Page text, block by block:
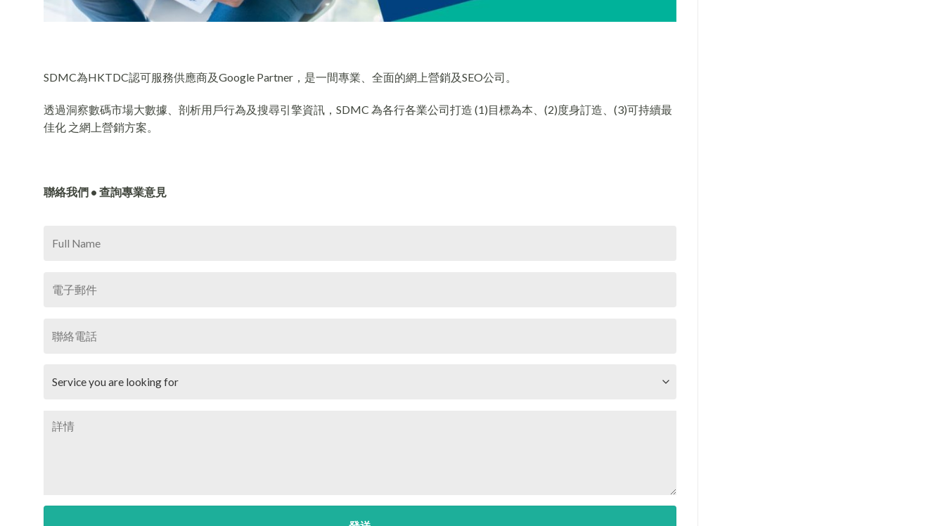
SDMC為HKTDC認可服務供應商及Google Partner，是一間專業、全面的網上營銷及SEO公司。
透過洞察數碼市場大數據、剖析用戶行為及搜尋引擎資訊，SDMC 為各行各業公司打造 (1)目標為本、(2)度身訂造、(3)可持續最
佳化 之網上營銷方案。
聯絡我們 • 查詢專業意見